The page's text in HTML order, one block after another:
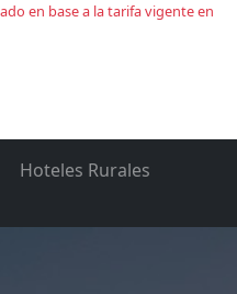
en base a la tarifa vigente en
Hoteles Rurales